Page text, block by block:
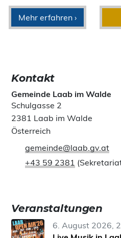
Mehr erfahren ›
Kontakt
Gemeinde Laab im Walde
Schulgasse 2
2381 Laab im Walde
Österreich
gemeinde@laab.gv.at
+43 59 2381
Veranstaltungen
6. August 2026,